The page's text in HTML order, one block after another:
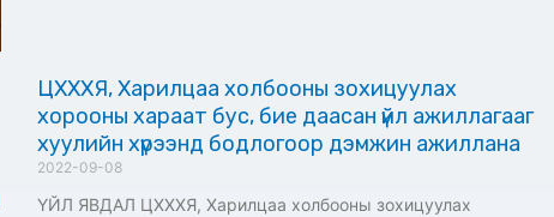
ЦХХХЯ, Харилцаа холбооны зохицуулах
хорооны хараат бус, бие даасан үйл ажиллагааг
хуулийн хүрээнд бодлогоор дэмжин ажиллана
2022-09-08
ҮЙЛ ЯВДАЛ ЦХХХЯ, Харилцаа холбооны зохицуулах